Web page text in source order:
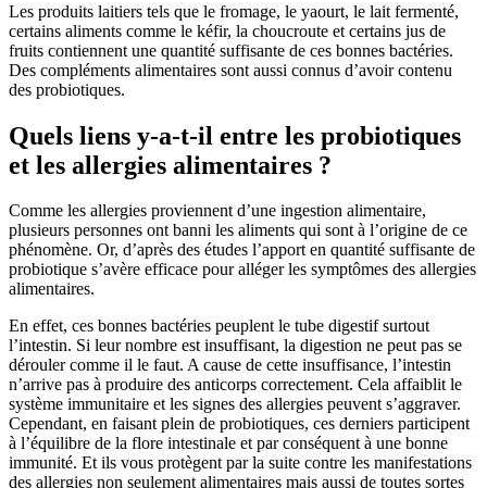
Les produits laitiers tels que le fromage, le yaourt, le lait fermenté,
certains aliments comme le kéfir, la choucroute et certains jus de
fruits contiennent une quantité suffisante de ces bonnes bactéries.
Des compléments alimentaires sont aussi connus d’avoir contenu
des probiotiques.
Quels liens y-a-t-il entre les probiotiques
et les allergies alimentaires ?
Comme les allergies proviennent d’une ingestion alimentaire,
plusieurs personnes ont banni les aliments qui sont à l’origine de ce
phénomène. Or, d’après des études l’apport en quantité suffisante de
probiotique s’avère efficace pour alléger les symptômes des allergies
alimentaires.
En effet, ces bonnes bactéries peuplent le tube digestif surtout
l’intestin. Si leur nombre est insuffisant, la digestion ne peut pas se
dérouler comme il le faut. A cause de cette insuffisance, l’intestin
n’arrive pas à produire des anticorps correctement. Cela affaiblit le
système immunitaire et les signes des allergies peuvent s’aggraver.
Cependant, en faisant plein de probiotiques, ces derniers participent
à l’équilibre de la flore intestinale et par conséquent à une bonne
immunité. Et ils vous protègent par la suite contre les manifestations
des allergies non seulement alimentaires mais aussi de toutes sortes